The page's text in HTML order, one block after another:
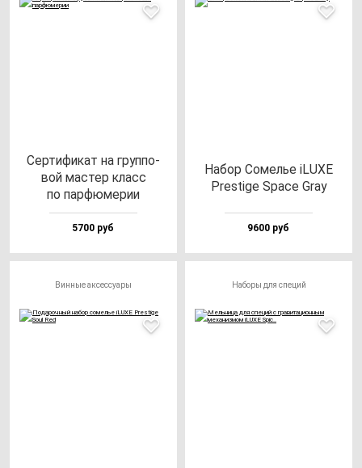
Сер­ти­фи­кат на груп­по­
вой мас­тер класс
по пар­фю­ме­рии
5700 руб
Набор Сомелье iLUXE
Pres­ti­ge Spa­ce Gray
9600 руб
Винные аксессуары Наборы для специй